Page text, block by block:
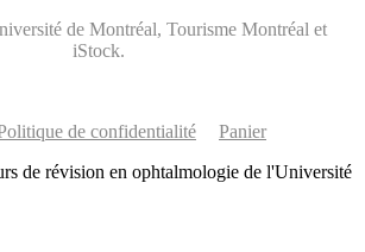
de Montréal, Tourisme Montréal et
iStock.
de confidentialité
Panier
de révision en ophtalmologie de l'Université